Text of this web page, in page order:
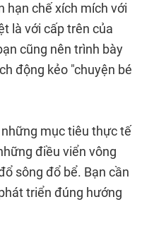
hạn chế xích mích với
là với cấp trên của
cũng nên trình bày
động kẻo "chuyện bé
mục tiêu thực tế
điều viển vông
sông đổ bể. Bạn cần
triển đúng hướng